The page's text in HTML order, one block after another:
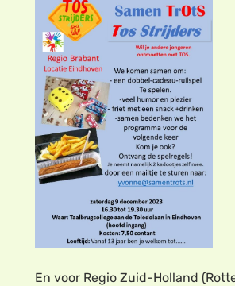
En voor Regio Zuid-Holland